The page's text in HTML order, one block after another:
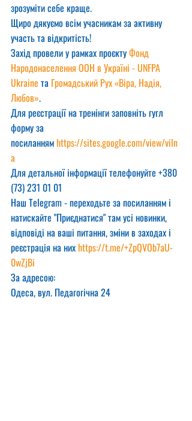
зрозуміти себе краще.
Щиро дякуємо всім учасникам за активну
участь та відкритість!
Захід провели у рамках проєкту Фонд
Народонаселення ООН в Україні - UNFPA
Ukraine та Громадський Рух «Віра, Надія,
Любов».
Для реєстрації на тренінги заповніть гугл
форму за
посиланням https://sites.google.com/view/viln
a
Для детальної інформації телефонуйте +380
(73) 231 01 01
Наш Telegram - переходьте за посиланням і
натискайте "Приєднатися" там усі новинки,
відповіді на ваші питання, зміни в заходах і
реєстрація на них https://t.me/+ZpQVOb7aU-
0wZjBi
За адресою:
Одеса, вул. Педагогічна 24